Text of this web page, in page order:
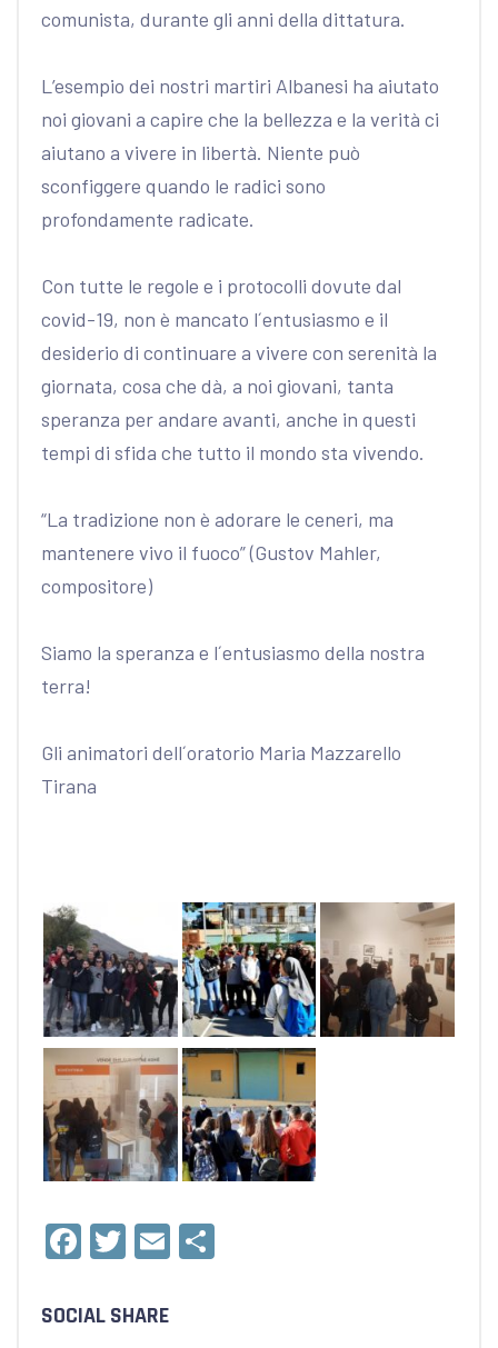
comunista, durante gli anni della dittatura.
L’esempio dei nostri martiri Albanesi ha aiutato
noi giovani a capire che la bellezza e la verità ci
aiutano a vivere in libertà. Niente può
sconfiggere quando le radici sono
profondamente radicate.
Con tutte le regole e i protocolli dovute dal
covid-19, non è mancato l´entusiasmo e il
desiderio di continuare a vivere con serenità la
giornata, cosa che dà, a noi giovani, tanta
speranza per andare avanti, anche in questi
tempi di sfida che tutto il mondo sta vivendo.
“La tradizione non è adorare le ceneri, ma
mantenere vivo il fuoco” (Gustov Mahler,
compositore)
Siamo la speranza e l´entusiasmo della nostra
terra!
Gli animatori dell´oratorio Maria Mazzarello
Tirana
Facebook
Twitter
Email
SOCIAL SHARE